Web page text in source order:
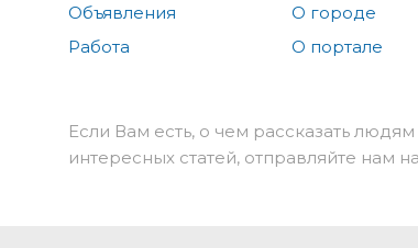
Объявления
Работа
О городе
О портале
Если Вам есть, о чем рассказать
интересных статей, отправляйте нам